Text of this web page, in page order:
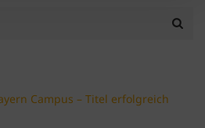
Campus – Titel erfolgreich